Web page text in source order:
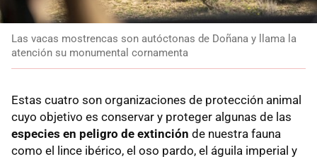
Las vacas mostrencas son autóctonas de Doñana y llama la
atención su monumental cornamenta
Estas cuatro son organizaciones de protección animal
cuyo objetivo es conservar y proteger algunas de las
especies en peligro de extinción de nuestra fauna
como el lince ibérico, el oso pardo, el águila imperial y